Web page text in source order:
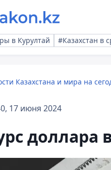
в Курултай #Казахстан в
Казахстана и мира на
17 июня 2024
доллара